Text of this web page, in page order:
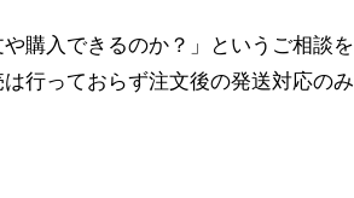
購入できるのか？」というご相談を
行っておらず注文後の発送対応のみ